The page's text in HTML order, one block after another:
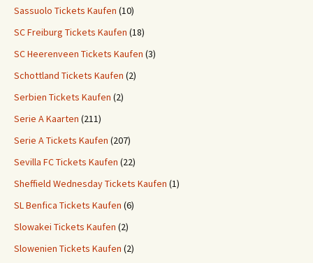
Sassuolo Tickets Kaufen (10)
SC Freiburg Tickets Kaufen (18)
SC Heerenveen Tickets Kaufen (3)
Schottland Tickets Kaufen (2)
Serbien Tickets Kaufen (2)
Serie A Kaarten (211)
Serie A Tickets Kaufen (207)
Sevilla FC Tickets Kaufen (22)
Sheffield Wednesday Tickets Kaufen (1)
SL Benfica Tickets Kaufen (6)
Slowakei Tickets Kaufen (2)
Slowenien Tickets Kaufen (2)